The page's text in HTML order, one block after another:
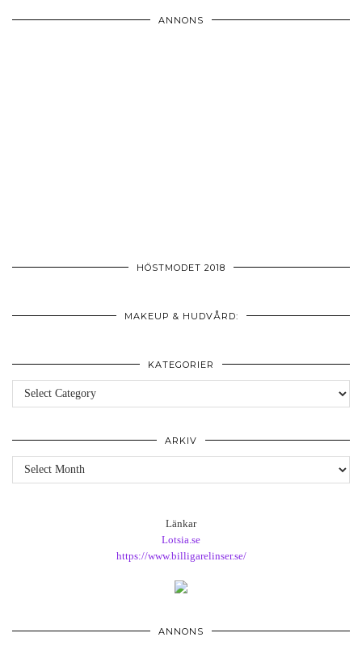
ANNONS
HÖSTMODET 2018
MAKEUP & HUDVÅRD:
KATEGORIER
Kategorier
ARKIV
Arkiv
Länkar
Lotsia.se
https://www.billigarelinser.se/
ANNONS